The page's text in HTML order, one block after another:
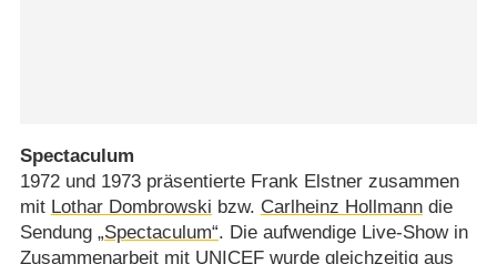
Spectaculum
1972 und 1973 präsentierte Frank Elstner zusammen
mit Lothar Dombrowski bzw. Carlheinz Hollmanndie
Sendung „Spectaculum“. Die aufwendige Live-Show in
Zusammenarbeit mit UNICEF wurde gleichzeitig aus